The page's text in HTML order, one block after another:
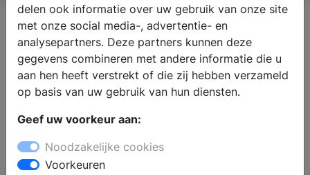
delen ook informatie over uw gebruik van onze site
met onze social media-, advertentie- en
analysepartners. Deze partners kunnen deze
gegevens combineren met andere informatie die u
aan hen heeft verstrekt of die zij hebben verzameld
op basis van uw gebruik van hun diensten.
Geef uw voorkeur aan:
Noodzakelijke cookies
Voorkeuren